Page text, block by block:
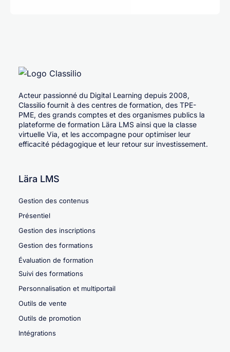
Acteur passionné du Digital Learning depuis 2008,
Classilio fournit à des centres de formation, des TPE-
PME, des grands comptes et des organismes publics la
plateforme de formation Lära LMS ainsi que la classe
virtuelle Via, et les accompagne pour optimiser leur
efficacité pédagogique et leur retour sur investissement.
Lära LMS
Gestion des contenus
Présentiel
Gestion des inscriptions
Gestion des formations
Évaluation de formation
Suivi des formations
Personnalisation et multiportail
Outils de vente
Outils de promotion
Intégrations